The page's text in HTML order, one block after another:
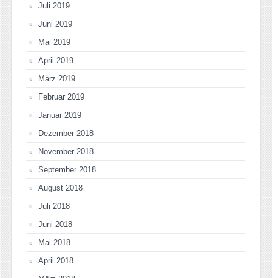
Juli 2019
Juni 2019
Mai 2019
April 2019
März 2019
Februar 2019
Januar 2019
Dezember 2018
November 2018
September 2018
August 2018
Juli 2018
Juni 2018
Mai 2018
April 2018